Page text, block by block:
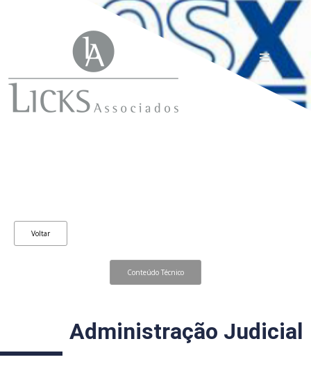
Voltar
Conteúdo Técnico
Administração Judicial